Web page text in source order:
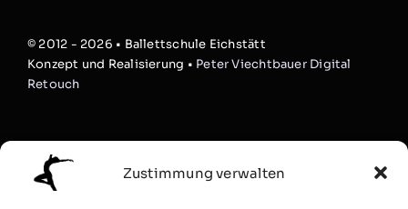
Zustimmung verwalten
© 2012 - 2026 • Ballettschule Eichstätt
Konzept und Realisierung • Peter Viechtbauer Digital
Retouch
Studio
Bühne